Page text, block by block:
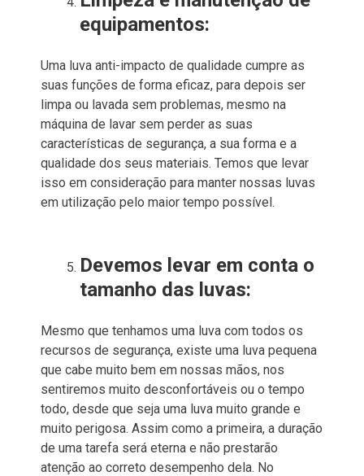
equipamentos:
Uma luva anti-impacto de qualidade cumpre as
suas funções de forma eficaz, para depois ser
limpa ou lavada sem problemas, mesmo na
máquina de lavar sem perder as suas
características de segurança, a sua forma e a
qualidade dos seus materiais. Temos que levar
isso em consideração para manter nossas luvas
em utilização pelo maior tempo possível.
Devemos levar em conta o
tamanho das luvas:
Mesmo que tenhamos uma luva com todos os
recursos de segurança, existe uma luva pequena
que cabe muito bem em nossas mãos, nos
sentiremos muito desconfortáveis ​​ou o tempo
todo, desde que seja uma luva muito grande e
muito perigosa. Assim como a primeira, a duração
de uma tarefa será eterna e não prestarão
atenção ao correto desempenho dela. No